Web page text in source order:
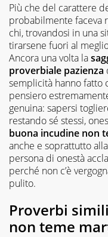
Più che del carattere
probabilmente faceva
chi, trovandosi in una
tirarsene fuori al
Ancora una volta la
proverbiale pazienza
semplicità hanno fatto
pensiero
genuina: sapersi
restando sé stessi,
buona incudine non
anche e soprattutto
persona di onestà
perché non c’è
pulito.
Proverbi
non teme